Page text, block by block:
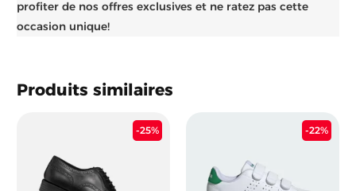
profiter de nos offres exclusives et ne ratez pas cette
occasion unique!
Produits similaires
-25%
était :
20.200 د.ج.
-22%
Le
prix